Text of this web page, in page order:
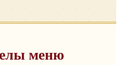
меню